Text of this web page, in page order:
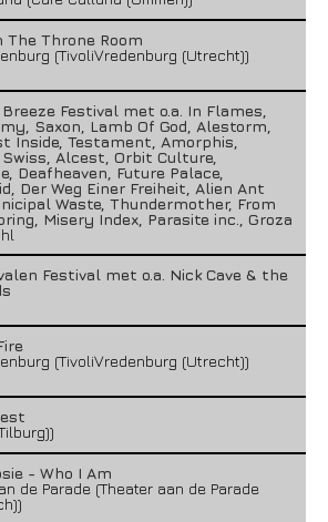
The Throne Room
(TivoliVredenburg (Utrecht))
Festival met o.a. In Flames,
Saxon, Lamb Of God, Alestorm,
Inside, Testament, Amorphis,
Alcest, Orbit Culture,
Deafheaven, Future Palace,
Der Weg Einer Freiheit, Alien Ant
Waste, Thundermother, From
Misery Index, Parasite inc., Groza
Festival met o.a. Nick Cave & the
(TivoliVredenburg (Utrecht))
- Who I Am
de Parade (Theater aan de Parade